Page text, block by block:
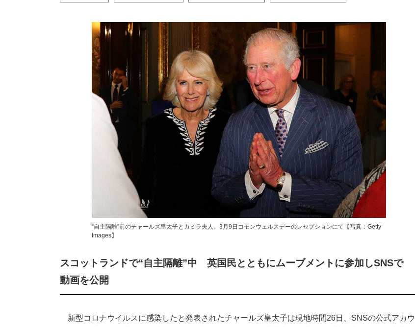
“自主隔離”前のチャールズ皇太子とカミラ夫人。3月9日コモンウェルスデーのレセプションにて【写真：Getty
Images】
スコットランドで“自主隔離”中 英国民とともにムーブメントに参加しSNSで
動画を公開
新型コロナウイルスに感染したと発表されたチャールズ皇太子は現地時間26日、SNSの公式アカウ